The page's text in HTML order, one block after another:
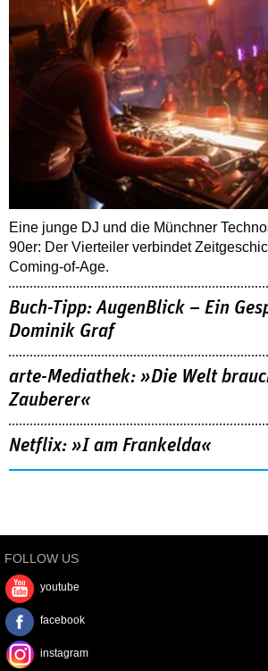
Eine junge DJ und die Münchner
90er: Der Vierteiler verbindet
Coming-of-Age.
Buch-Tipp: AugenBlick – Ein
Dominik Graf
arte-Mediathek: »Die Welt
Zauberer«
Netflix: »I am Frankelda«
FOLLOW US
youtube
facebook
instagram